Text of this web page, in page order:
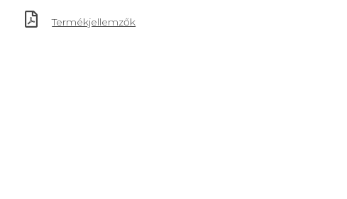
Termékjellemzők